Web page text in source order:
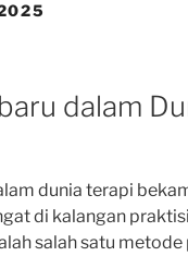
dalam
dunia terapi
di kalangan
salah satu